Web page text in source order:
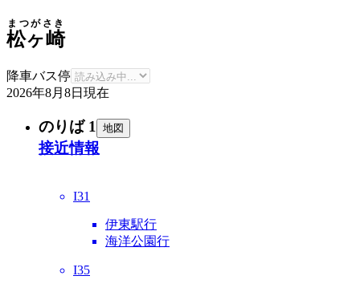
松ヶ崎
まつがさき
降車バス停
2026年8月8日 現在
のりば 1 地図
接近情報
I31
伊東駅行
海洋公園行
I35